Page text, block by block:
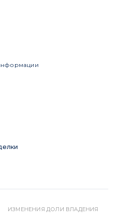
ИЗМЕНЕНИЯ ДОЛИ ВЛАДЕНИЯ